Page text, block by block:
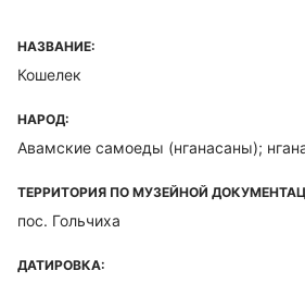
НАЗВАНИЕ:
Кошелек
НАРОД:
Авамские самоеды (нганасаны);
ТЕРРИТОРИЯ ПО МУЗЕЙНОЙ
пос. Гольчиха
ДАТИРОВКА: